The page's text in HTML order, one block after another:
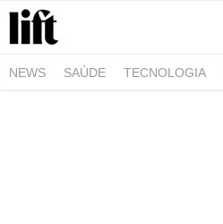
NEWS SAÚDE TECNOLOGIA